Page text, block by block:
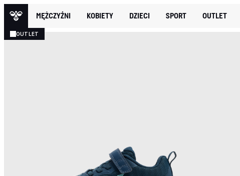
MĘŻCZYŹNI KOBIETY DZIECI SPORT OUTLET
OUTLET